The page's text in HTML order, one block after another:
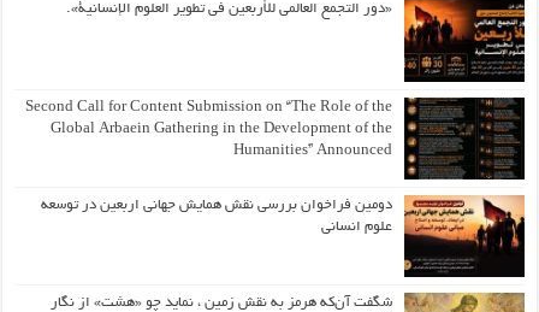
«دور التجمع العالمي للأربعين في تطوير العلوم الإنسانية».
Second Call for Content Submission on “The Role of the
Global Arbaein Gathering in the Development of the
Humanities” Announced
دومین فراخوان بررسی نقش همایش جهانی اربعین در توسعه
علوم انسانی
شگفت آن‌که هرمز به نقش زمین ، نماید چو «هشت» از نگار